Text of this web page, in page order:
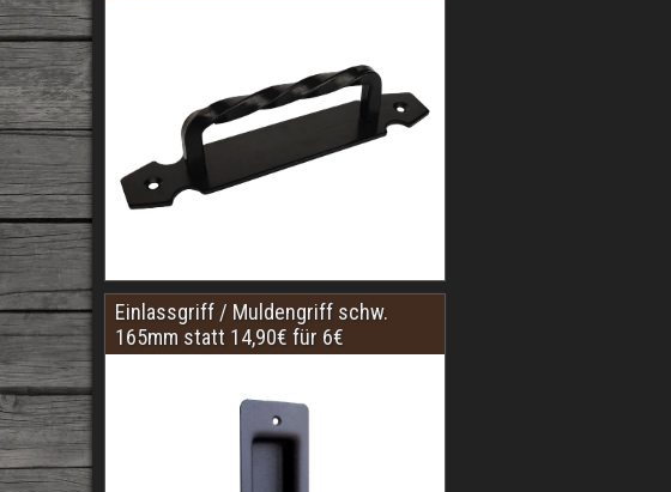
Einlassgriff / Muldengriff schw.
165mm statt 14,90€ für 6€